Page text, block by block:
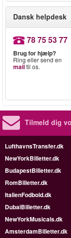
Dansk helpdesk
78 75 53 77
Brug for hjælp?
Ring eller send en
mailtil os.
Tilmeld dig
LufthavnsTransfer.dk
NewYorkBilletter.dk
BudapestBilletter.dk
RomBilletter.dk
ItalienFodbold.dk
DubaiBilletter.dk
NewYorkMusicals.dk
AmsterdamBilletter.dk